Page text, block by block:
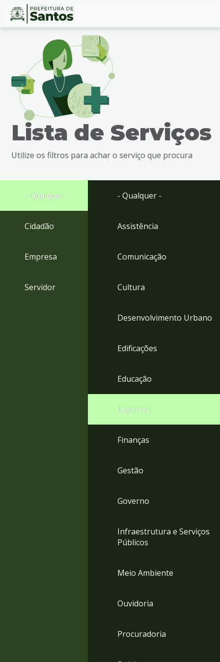
Ir
busca
Ir
rodapé
Conteúdo
Lista de Serviços
Utilize os filtros para achar o serviço que procura
- Qualquer -
Cidadão
Empresa
Servidor
- Qualquer -
Assistência
Comunicação
Cultura
Desenvolvimento Urbano
Edificações
Educação
Esportes
Finanças
Gestão
Governo
Infraestrutura e Serviços
Públicos
Meio Ambiente
Ouvidoria
Procuradoria